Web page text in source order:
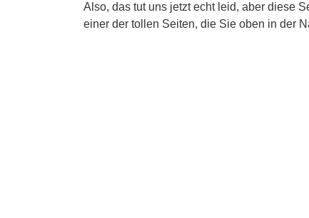
Also, das tut uns jetzt echt leid, aber diese
einer der tollen Seiten, die Sie oben in der